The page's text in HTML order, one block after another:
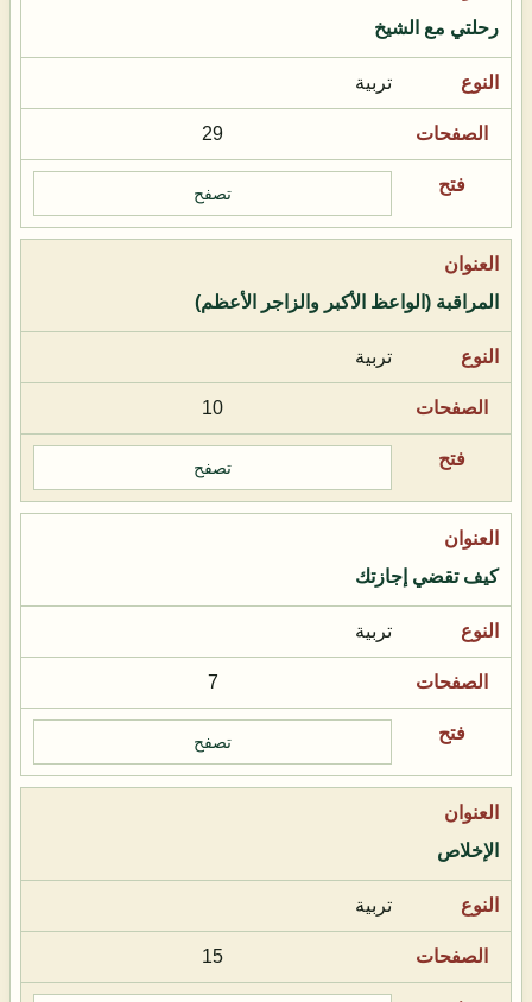
رحلتي مع الشيخ
تربية
29
تصفح
المراقبة (الواعظ الأكبر والزاجر الأعظم)
تربية
10
تصفح
كيف تقضي إجازتك
تربية
7
تصفح
الإخلاص
تربية
15